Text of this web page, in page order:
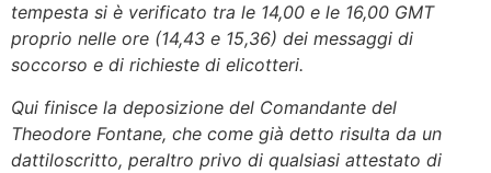
tempesta si è verificato tra le 14,00 e le 16,00 GMT
proprio nelle ore (14,43 e 15,36) dei messaggi di
soccorso e di richieste di elicotteri.
Qui finisce la deposizione del Comandante del
Theodore Fontane, che come già detto risulta da un
dattiloscritto, peraltro privo di qualsiasi attestato di